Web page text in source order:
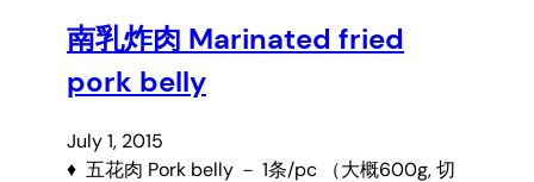
南乳炸肉 Marinated fried
pork belly
July 1, 2015
♦ 五花肉 Pork belly － 1条/pc （大概600g, 切